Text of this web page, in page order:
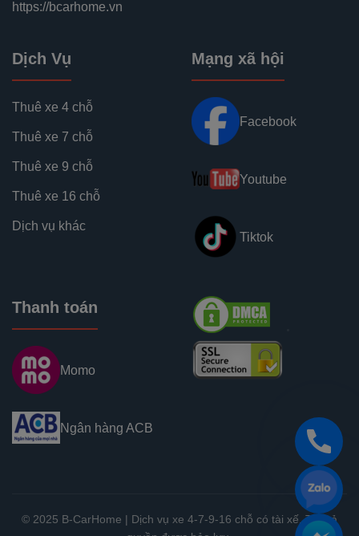
https://bcarhome.vn
Dịch Vụ
Thuê xe 4 chỗ
Thuê xe 7 chỗ
Thuê xe 9 chỗ
Thuê xe 16 chỗ
Dịch vụ khác
Mạng xã hội
Facebook
Youtube
Tiktok
Thanh toán
Momo
Ngân hàng ACB
© 2025 B-CarHome | Dịch vụ xe 4-7-9-16 chỗ có tài xế. Tất cả